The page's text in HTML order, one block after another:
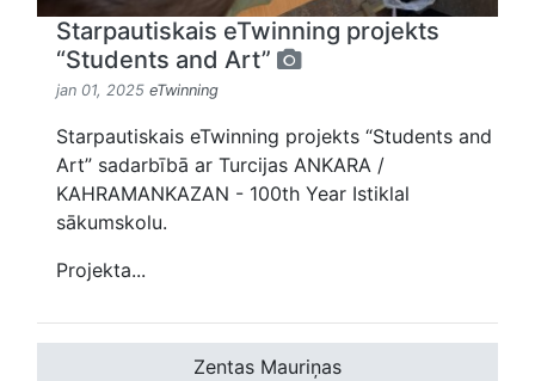
Starpautiskais eTwinning projekts
“Students and Art”
jan 01, 2025 eTwinning
Starpautiskais eTwinning projekts “Students and
Art” sadarbībā ar Turcijas ANKARA /
KAHRAMANKAZAN - 100th Year Istiklal
sākumskolu.
Projekta...
Zentas Mauriņas